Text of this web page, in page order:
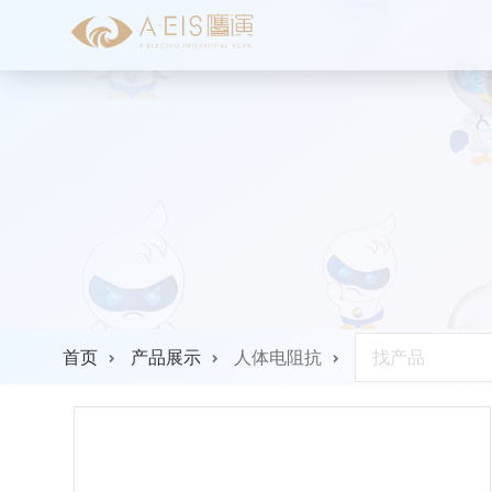
首页 产品展示 人体电阻抗